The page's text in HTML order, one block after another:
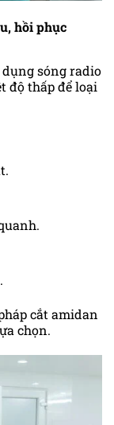
hồi phục
sóng radio
độ thấp để loại
cắt amidan
chọn.